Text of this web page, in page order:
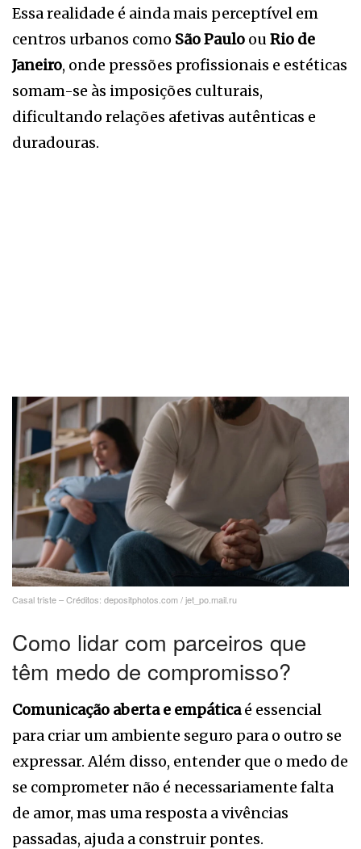
Essa realidade é ainda mais perceptível em
centros urbanos como São Paulo ouRio de
Janeiro, onde pressões profissionais e estéticas
somam-se às imposições culturais,
dificultando relações afetivas autênticas e
duradouras.
Casal triste – Créditos: depositphotos.com / jet_po.mail.ru
Como lidar com parceiros que
têm medo de compromisso?
Comunicação aberta e empáticaé essencial
para criar um ambiente seguro para o outro se
expressar. Além disso, entender que o medo de
se comprometer não é necessariamente falta
de amor, mas uma resposta a vivências
passadas, ajuda a construir pontes.